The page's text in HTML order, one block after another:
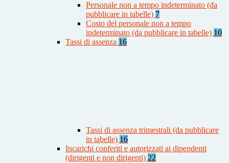
Personale non a tempo indeterminato (da
pubblicare in tabelle) 7
Costo del personale non a tempo
indeterminato (da pubblicare in tabelle) 10
Tassi di assenza 16
Tassi di assenza trimestrali (da pubblicare
in tabelle) 16
Incarichi conferiti e autorizzati ai dipendenti
(dirigenti e non dirigenti) 22